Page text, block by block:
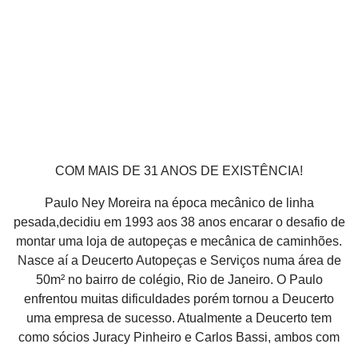
COM MAIS DE 31 ANOS DE EXISTÊNCIA!
Paulo Ney Moreira na época mecânico de linha
pesada,decidiu em 1993 aos 38 anos encarar o desafio de
montar uma loja de autopeças e mecânica de caminhões.
Nasce aí a Deucerto Autopeças e Serviços numa área de
50m² no bairro de colégio, Rio de Janeiro. O Paulo
enfrentou muitas dificuldades porém tornou a Deucerto
uma empresa de sucesso. Atualmente a Deucerto tem
como sócios Juracy Pinheiro e Carlos Bassi, ambos com